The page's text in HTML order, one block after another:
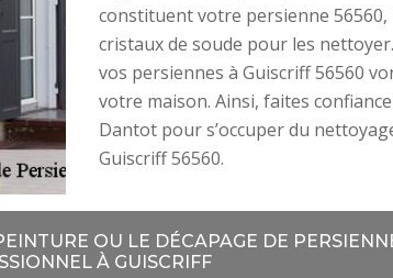
constituent votre persienne
cristaux de soude pour les
vos persiennes à Guiscriff 56560
votre maison. Ainsi, faites
Dantot pour s’occuper du
Guiscriff 56560.
OU LE DÉCAPAGE DE
À GUISCRIFF